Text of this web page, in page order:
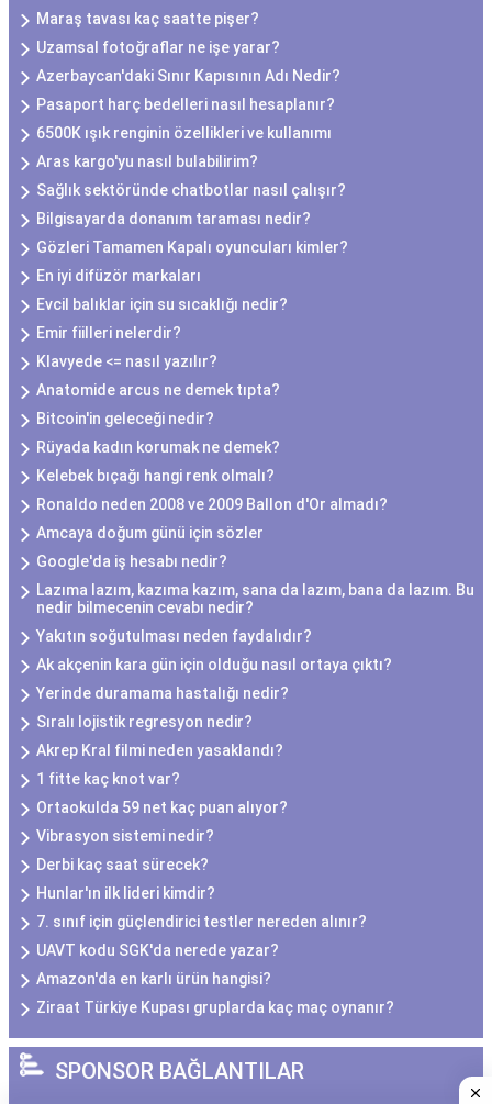
Maraş tavası kaç saatte pişer?
Uzamsal fotoğraflar ne işe yarar?
Azerbaycan'daki Sınır Kapısının Adı Nedir?
Pasaport harç bedelleri nasıl hesaplanır?
6500K ışık renginin özellikleri ve kullanımı
Aras kargo'yu nasıl bulabilirim?
Sağlık sektöründe chatbotlar nasıl çalışır?
Bilgisayarda donanım taraması nedir?
Gözleri Tamamen Kapalı oyuncuları kimler?
En iyi difüzör markaları
Evcil balıklar için su sıcaklığı nedir?
Emir fiilleri nelerdir?
Klavyede <= nasıl yazılır?
Anatomide arcus ne demek tıpta?
Bitcoin'in geleceği nedir?
Rüyada kadın korumak ne demek?
Kelebek bıçağı hangi renk olmalı?
Ronaldo neden 2008 ve 2009 Ballon d'Or almadı?
Amcaya doğum günü için sözler
Google'da iş hesabı nedir?
Lazıma lazım, kazıma kazım, sana da lazım, bana da lazım. Bu
nedir bilmecenin cevabı nedir?
Yakıtın soğutulması neden faydalıdır?
Ak akçenin kara gün için olduğu nasıl ortaya çıktı?
Yerinde duramama hastalığı nedir?
Sıralı lojistik regresyon nedir?
Akrep Kral filmi neden yasaklandı?
1 fitte kaç knot var?
Ortaokulda 59 net kaç puan alıyor?
Vibrasyon sistemi nedir?
Derbi kaç saat sürecek?
Hunlar'ın ilk lideri kimdir?
7. sınıf için güçlendirici testler nereden alınır?
UAVT kodu SGK'da nerede yazar?
Amazon'da en karlı ürün hangisi?
Ziraat Türkiye Kupası gruplarda kaç maç oynanır?
SPONSOR BAĞLANTILAR